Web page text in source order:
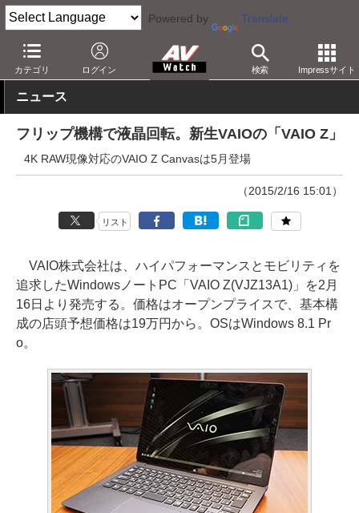
Powered by Translate
カテゴリ ログイン 検索 Impressサイト
AV Watch 製品 パソコン
ニュース
フリップ機構で液晶回転。新生VAIOの「VAIO Z」
4K RAW現像対応のVAIO Z Canvasは5月登場
（2015/2/16 15:01）
リスト
VAIO株式会社は、ハイパフォーマンスとモビリティを
追求したWindowsノートPC「VAIO Z(VJZ13A1)」を2月
16日より発売する。価格はオープンプライスで、基本構
成の店頭予想価格は19万円から。OSはWindows 8.1 Pr
o。